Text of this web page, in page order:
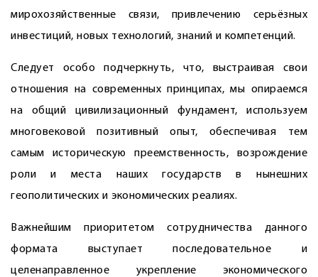
мирохозяйственные связи, привлечению серьёзных
инвестиций, новых технологий, знаний и компетенций.
Следует особо подчеркнуть, что, выстраивая свои
отношения на современных принципах, мы опираемся
на общий цивилизационный фундамент, используем
многовековой позитивный опыт, обеспечивая тем
самым историческую преемственность, возрождение
роли и места наших государств в нынешних
геополитических и экономических реалиях.
Важнейшим приоритетом сотрудничества данного
формата выступает последовательное и
целенаправленное укрепление экономического